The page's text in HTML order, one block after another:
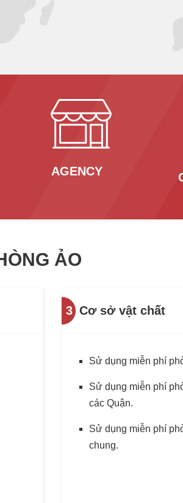
AGENCY
ẢO
3 Cơ sở vật chất
Sử dụng miễn phí
Sử dụng miễn phí
các Quận.
Sử dụng miễn phí
chung.